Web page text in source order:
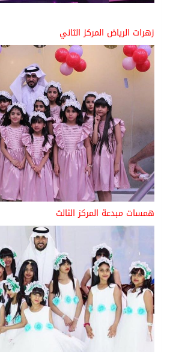
زهرات الرياض المركز الثاني
همسات مبدعة المركز الثالث